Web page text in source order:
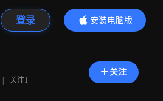
登录
安装电脑版
内容更精彩
| 关注1
关注